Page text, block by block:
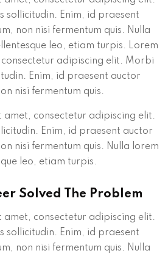
sollicitudin. Enim, id praesent
non nisi fermentum quis. Nulla
leo, etiam turpis. Lorem
adipiscing elit. Morbi
Enim, id praesent auctor
nisi fermentum quis.
amet, consectetur adipiscing elit.
Enim, id praesent auctor
nisi fermentum quis. Nulla lorem
leo, etiam turpis.
Solved The Problem
amet, consectetur adipiscing elit.
sollicitudin. Enim, id praesent
non nisi fermentum quis. Nulla